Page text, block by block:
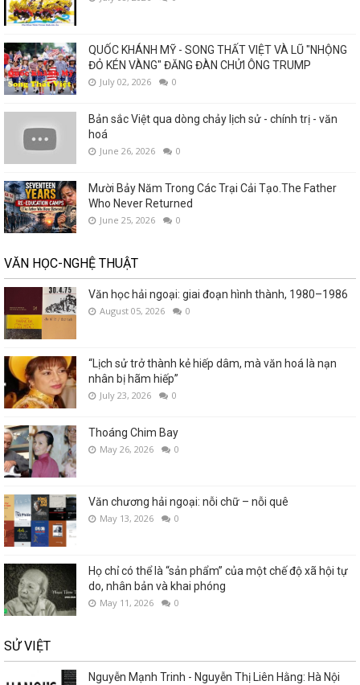
QUỐC KHÁNH MỸ - SONG THẤT VIỆT VÀ LŨ "NHỘNG
ĐỎ KÉN VÀNG" ĐĂNG ĐÀN CHỬI ÔNG TRUMP
July 02, 2026 0
Bản sắc Việt qua dòng chảy lịch sử - chính trị - văn
hoá
June 26, 2026 0
Mười Bảy Năm Trong Các Trại Cải Tạo.The Father
Who Never Returned
June 25, 2026 0
VĂN HỌC-NGHỆ THUẬT
Văn học hải ngoại: giai đoạn hình thành, 1980–1986
August 05, 2026 0
“Lịch sử trở thành kẻ hiếp dâm, mà văn hoá là nạn
nhân bị hãm hiếp”
July 23, 2026 0
Thoáng Chim Bay
May 26, 2026 0
Văn chương hải ngoại: nỗi chữ – nỗi quê
May 13, 2026 0
Họ chỉ có thể là “sản phẩm” của một chế độ xã hội tự
do, nhân bản và khai phóng
May 11, 2026 0
SỬ VIỆT
Nguyễn Mạnh Trinh - Nguyễn Thị Liên Hằng: Hà Nội